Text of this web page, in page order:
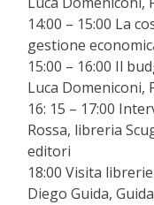
14:00 – 15:00 La
gestione
15:00 – 16:00 Il
Luca Domeniconi,
16: 15 – 17:00
Rossa, libreria
editori
18:00 Visita
Diego Guida,